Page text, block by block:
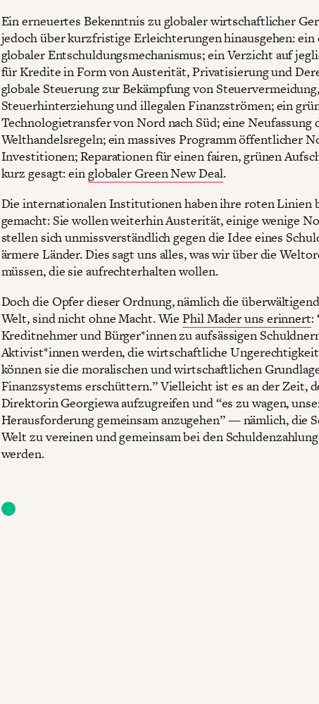
Ein erneuertes Bekenntnis zu globaler wirtschaftlicher
jedoch über kurzfristige Erleichterungen hinausgehen: ein
globaler Entschuldungsmechanismus; ein Verzicht auf
für Kredite in Form von Austerität, Privatisierung und
globale Steuerung zur Bekämpfung von Steuervermeidung,
Steuerhinterziehung und illegalen Finanzströmen; ein
Technologietransfer von Nord nach Süd; eine Neufassung
Welthandelsregeln; ein massives Programm öffentlicher
Investitionen; Reparationen für einen fairen, grünen
kurz gesagt: einglobaler Green New Deal.
Die internationalen Institutionen haben ihre roten Linien
gemacht: Sie wollen weiterhin Austerität, einige wenige
stellen sich unmissverständlich gegen die Idee eines
ärmere Länder. Dies sagt uns alles, was wir über die
müssen, die sie aufrechterhalten wollen.
Doch die Opfer dieser Ordnung, nämlich die
Welt, sind nicht ohne Macht. WiePhil Mader uns erinnert:
Kreditnehmer und Bürger*innen zu aufsässigen
Aktivist*innen werden, die wirtschaftliche
können sie die moralischen und wirtschaftlichen
Finanzsystems erschüttern.” Vielleicht ist es an der Zeit,
Direktorin Georgiewa aufzugreifen und “es zu wagen,
Herausforderung gemeinsam anzugehen” — nämlich, die
Welt zu vereinen und gemeinsam bei den
werden.